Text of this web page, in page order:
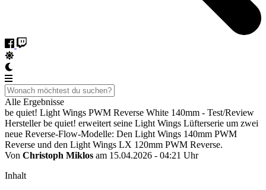
Alle Ergebnisse
be quiet! Light Wings PWM Reverse White 140mm - Test/Review
Hersteller be quiet! erweitert seine Light Wings Lüfterserie um zwei
neue Reverse-Flow-Modelle: Den Light Wings 140mm PWM
Reverse und den Light Wings LX 120mm PWM Reverse.
Von Christoph Miklos am 15.04.2026 - 04:21 Uhr
Inhalt